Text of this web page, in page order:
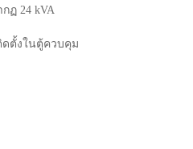
ฏ 24 kVA
ดตั้งในตู้ควบคุม